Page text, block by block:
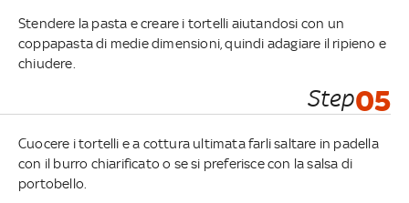
Stendere la pasta e creare i tortelli aiutandosi con un
coppapasta di medie dimensioni, quindi adagiare il ripieno e
chiudere.
Step05
Cuocere i tortelli e a cottura ultimata farli saltare in padella
con il burro chiarificato o se si preferisce con la salsa di
portobello.